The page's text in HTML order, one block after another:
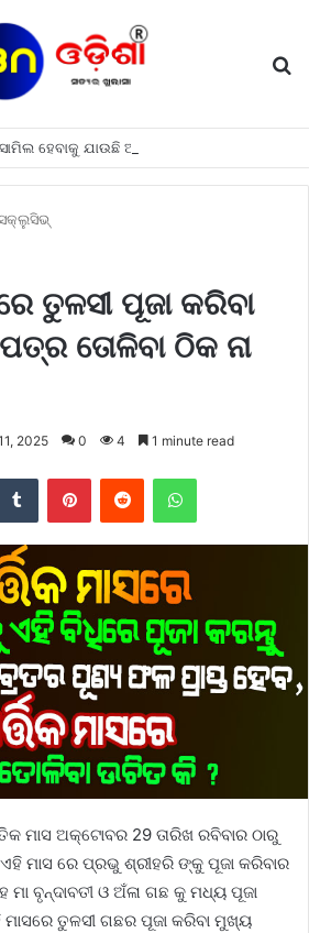
ତୁଳସୀ ପୂଜା କରିବା
ତୋଳିବା ଠିକ ନା
2025 0 4 1 minute read
Tumblr PinterestReddit WhatsApp
ମାସ ଅକ୍ଟୋବର 29 ତାରିଖ ରବିବାର ଠାରୁ
ମାସ ରେ ପ୍ରଭୁ ଶ୍ରୀହରି ଙ୍କୁ ପୂଜା କରିବାର
ମା ବୃନ୍ଦାବତୀ ଓ ଅଁଳା ଗଛ କୁ ମଧ୍ୟ ପୂଜା
ମାସରେ ତୁଳସୀ ଗଛର ପୂଜା କରିବା ମୁଖ୍ୟ